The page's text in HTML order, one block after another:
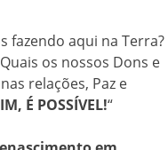
fazendo aqui na Terra?
os nossos Dons e
relações, Paz e
É POSSÍVEL!“